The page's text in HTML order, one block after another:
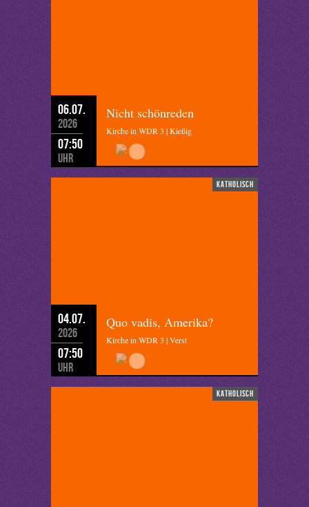
06.07.
2026
07:50
Uhr
Nicht schönreden
Kirche in WDR 3 | Kießig
katholisch
04.07.
2026
07:50
Uhr
Quo vadis, Amerika?
Kirche in WDR 3 | Verst
katholisch